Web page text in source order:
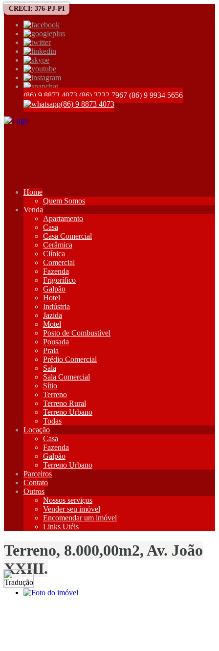
CRECI: 376-PJ-PI
(86) 9 8873 4073 (86) 3232 7967 (86) 9 9934 5656
(86) 9 8873 4073
Home
Quem Somos
Venda
Apartamento
Casa
Casa Comercial
Cerâmica
Clínica
Comercial
Fazenda
Frigorífico
Galpão
Hotel
Indústria
Jazida
Motel
Posto de Combustível
Pousada
Praia
Prédio Comercial
Sala
Sala Comercial
Sítio
Terreno
Terreno Rural
Terreno Urbano
Todas
Locação
Casa
Fazenda
Galpão
Terreno Urbano
Parceiros
Contato
Outros
Nossos serviços
Vender seu imóvel
Encomendar um imóvel
Links Utéis
Terreno, 8.000,00m2, Av. João
XXIII.